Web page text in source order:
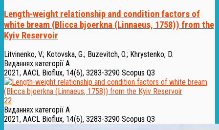
Length-weight relationship and condition factors of
white bream (Blicca bjoerkna (Linnaeus, 1758)) from the
Kyiv Reservoir
Litvinenko, V.; Kotovska, G.; Buzevitch, O.; Khrystenko, D.
Виданнях категорії А
2021, AACL Bioflux, 14(6), 3283-3290 Scopus Q3
22
Виданнях категорії А
2021, AACL Bioflux, 14(6), 3283-3290 Scopus Q3